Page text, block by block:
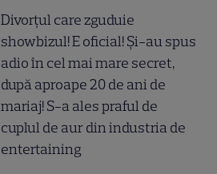
Divorțul care zguduie
showbizul! E oficial! Și-au spus
adio în cel mai mare secret,
după aproape 20 de ani de
mariaj! S-a ales praful de
cuplul de aur din industria de
entertaining